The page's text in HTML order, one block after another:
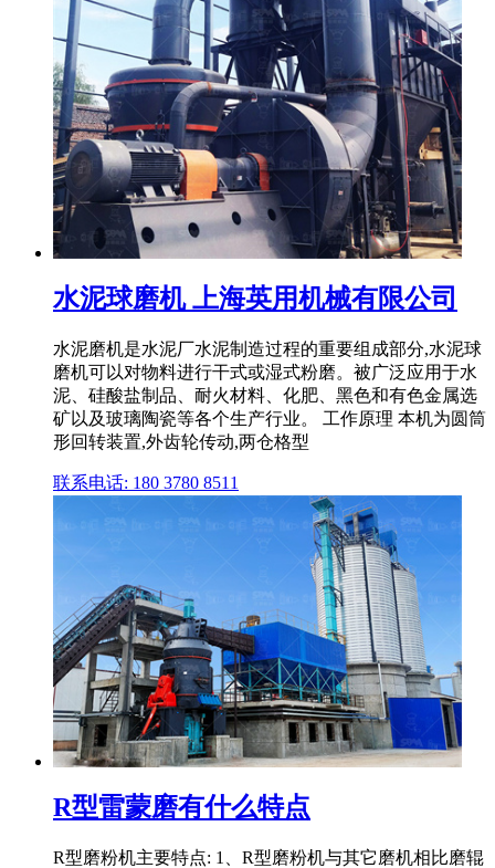
水泥球磨机 上海英用机械有限公司
水泥磨机是水泥厂水泥制造过程的重要组成部分,水泥球
磨机可以对物料进行干式或湿式粉磨。被广泛应用于水
泥、硅酸盐制品、耐火材料、化肥、黑色和有色金属选
矿以及玻璃陶瓷等各个生产行业。 工作原理 本机为圆筒
形回转装置,外齿轮传动,两仓格型
联系电话: 180 3780 8511
R型雷蒙磨有什么特点
R型磨粉机主要特点: 1、R型磨粉机与其它磨机相比磨辊